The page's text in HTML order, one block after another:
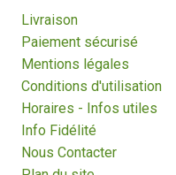
Livraison
Paiement sécurisé
Mentions légales
Conditions d'utilisation
Horaires - Infos utiles
Info Fidélité
Nous Contacter